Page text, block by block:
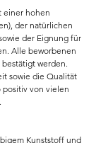
einer hohen
der natürlichen
der Eignung für
Alle beworbenen
werden.
sowie die Qualität
positiv von vielen
Kunststoff und